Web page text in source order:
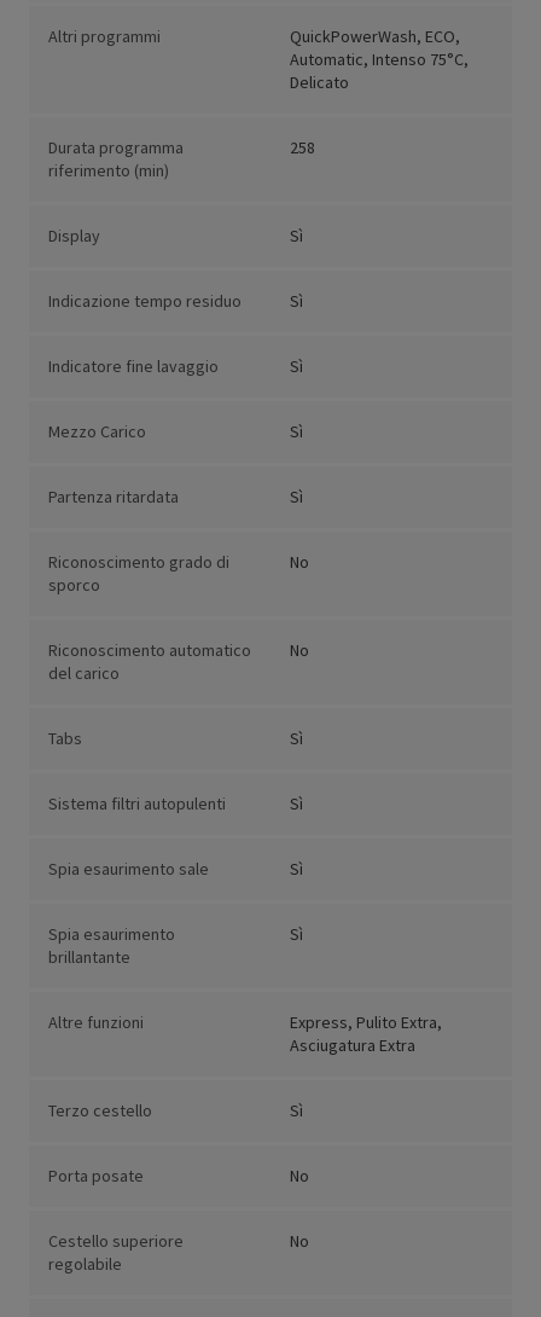
Altri programmi
QuickPowerWash, ECO,
Automatic, Intenso 75°C,
Delicato
Durata programma
riferimento (min)
258
Display Sì
Indicazione tempo residuo Sì
Indicatore fine lavaggio Sì
Mezzo Carico Sì
Partenza ritardata Sì
Riconoscimento grado di
sporco
No
Riconoscimento automatico
del carico
No
Tabs Sì
Sistema filtri autopulenti Sì
Spia esaurimento sale Sì
Spia esaurimento
brillantante
Sì
Altre funzioni
Express, Pulito Extra,
Asciugatura Extra
Terzo cestello Sì
Porta posate No
Cestello superiore
regolabile
No